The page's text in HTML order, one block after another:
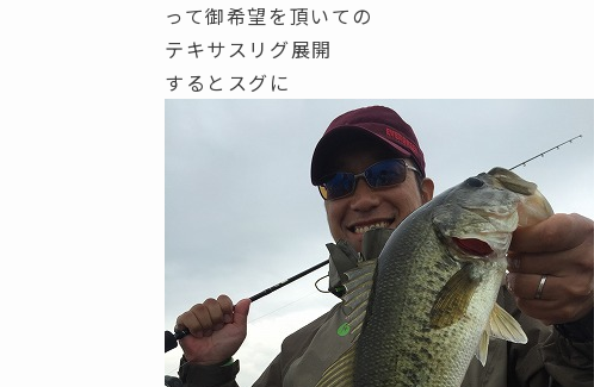
って御希望を頂いての
テキサスリグ展開
するとスグに